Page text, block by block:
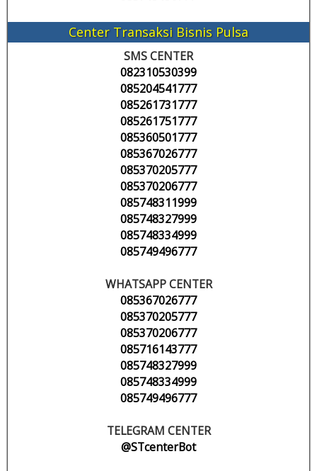
Center Transaksi Bisnis Pulsa
SMS CENTER
082310530399
085204541777
085261731777
085261751777
085360501777
085367026777
085370205777
085370206777
085748311999
085748327999
085748334999
085749496777
WHATSAPP CENTER
085367026777
085370205777
085370206777
085716143777
085748327999
085748334999
085749496777
TELEGRAM CENTER
@STcenterBot